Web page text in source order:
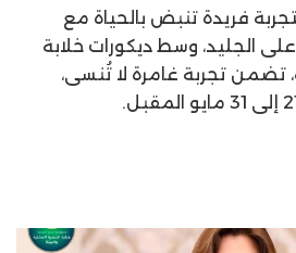
فريدة تنبض بالحياة مع
الجليد، وسط ديكورات خلابة
تضمن تجربة غامرة لا تُنسى،